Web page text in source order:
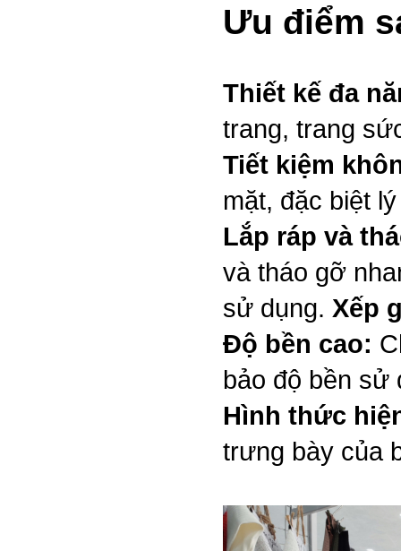
Ưu điểm
Thiết kế đa
trang, trang
Tiết kiệm
mặt, đặc biệt
Lắp ráp và
và tháo gỡ
sử dụng. Xếp
Độ bền cao:
bảo độ bền sử
Hình thức
trưng bày của